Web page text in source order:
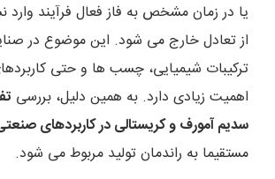
یا در زمان مشخص به فاز فعال فرآیند وارد
از تعادل خارج می شود. این موضوع در
ترکیبات شیمیایی، چسب ها و حتی
اهمیت زیادی دارد. به همین دلیل، بررسی
سدیم آمورف و کریستالی در کاربردهای
مستقیما به راندمان تولید مربوط می شود.